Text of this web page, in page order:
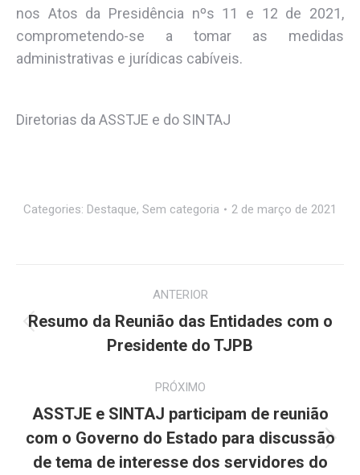
nos Atos da Presidência nºs 11 e 12 de 2021,
comprometendo-se a tomar as medidas
administrativas e jurídicas cabíveis.
Diretorias da ASSTJE e do SINTAJ
Categories: Destaque, Sem categoria 2 de março de 2021
de
ANTERIOR
Post
anterior:
Resumo da Reunião das Entidades com o
Presidente do TJPB
PRÓXIMO
Próximo
post:
ASSTJE e SINTAJ participam de reunião
com o Governo do Estado para discussão
de tema de interesse dos servidores do